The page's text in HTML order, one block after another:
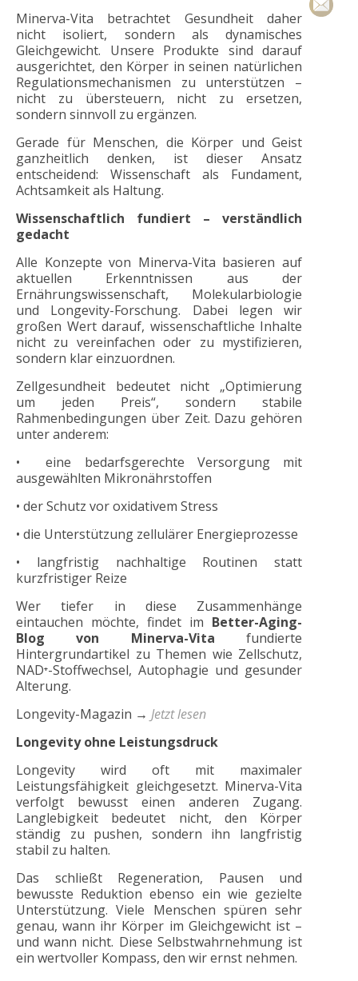
Minerva-Vita betrachtet Gesundheit daher
nicht isoliert, sondern als dynamisches
Gleichgewicht. Unsere Produkte sind darauf
ausgerichtet, den Körper in seinen natürlichen
Regulationsmechanismen zu unterstützen –
nicht zu übersteuern, nicht zu ersetzen,
sondern sinnvoll zu ergänzen.
Gerade für Menschen, die Körper und Geist
ganzheitlich denken, ist dieser Ansatz
entscheidend: Wissenschaft als Fundament,
Achtsamkeit als Haltung.
Wissenschaftlich fundiert – verständlich
gedacht
Alle Konzepte von Minerva-Vita basieren auf
aktuellen Erkenntnissen aus der
Ernährungswissenschaft, Molekularbiologie
und Longevity-Forschung. Dabei legen wir
großen Wert darauf, wissenschaftliche Inhalte
nicht zu vereinfachen oder zu mystifizieren,
sondern klar einzuordnen.
Zellgesundheit bedeutet nicht „Optimierung
um jeden Preis“, sondern stabile
Rahmenbedingungen über Zeit. Dazu gehören
unter anderem:
• eine bedarfsgerechte Versorgung mit
ausgewählten Mikronährstoffen
• der Schutz vor oxidativem Stress
• die Unterstützung zellulärer Energieprozesse
• langfristig nachhaltige Routinen statt
kurzfristiger Reize
Wer tiefer in diese Zusammenhänge
eintauchen möchte, findet im Better-Aging-
Blog von Minerva-Vita fundierte
Hintergrundartikel zu Themen wie Zellschutz,
NAD⁺-Stoffwechsel, Autophagie und gesunder
Alterung.
Longevity-Magazin → Jetzt lesen
Longevity ohne Leistungsdruck
Longevity wird oft mit maximaler
Leistungsfähigkeit gleichgesetzt. Minerva-Vita
verfolgt bewusst einen anderen Zugang.
Langlebigkeit bedeutet nicht, den Körper
ständig zu pushen, sondern ihn langfristig
stabil zu halten.
Das schließt Regeneration, Pausen und
bewusste Reduktion ebenso ein wie gezielte
Unterstützung. Viele Menschen spüren sehr
genau, wann ihr Körper im Gleichgewicht ist –
und wann nicht. Diese Selbstwahrnehmung ist
ein wertvoller Kompass, den wir ernst nehmen.